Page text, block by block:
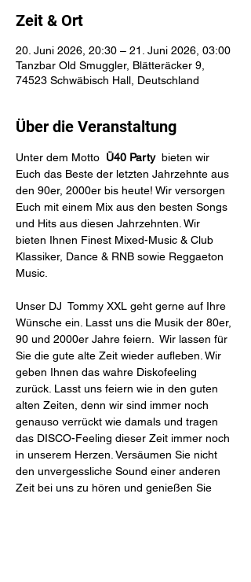
Zeit & Ort
20. Juni 2026, 20:30 – 21. Juni 2026, 03:00
Tanzbar Old Smuggler, Blätteräcker 9,
74523 Schwäbisch Hall, Deutschland
Über die Veranstaltung
​​Unter dem Motto Ü40 Party bieten wir
Euch das Beste der letzten Jahrzehnte aus
den 90er, 2000er bis heute! Wir versorgen
Euch mit einem Mix aus den besten Songs
und Hits aus diesen Jahrzehnten. Wir
bieten Ihnen Finest Mixed-Music & Club
Klassiker, Dance & RNB sowie Reggaeton
Music.
Unser DJ  Tommy XXL geht gerne auf Ihre
Wünsche ein. Lasst uns die Musik der 80er,
90 und 2000er Jahre feiern.  Wir lassen für
Sie die gute alte Zeit wieder aufleben. Wir
geben Ihnen das wahre Diskofeeling
zurück. Lasst uns feiern wie in den guten
alten Zeiten, denn wir sind immer noch
genauso verrückt wie damals und tragen
das DISCO-Feeling dieser Zeit immer noch
in unserem Herzen. Versäumen Sie nicht
den unvergessliche Sound einer anderen
Zeit bei uns zu hören und genießen Sie